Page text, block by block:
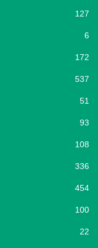
127
6
172
537
51
93
108
336
454
100
22